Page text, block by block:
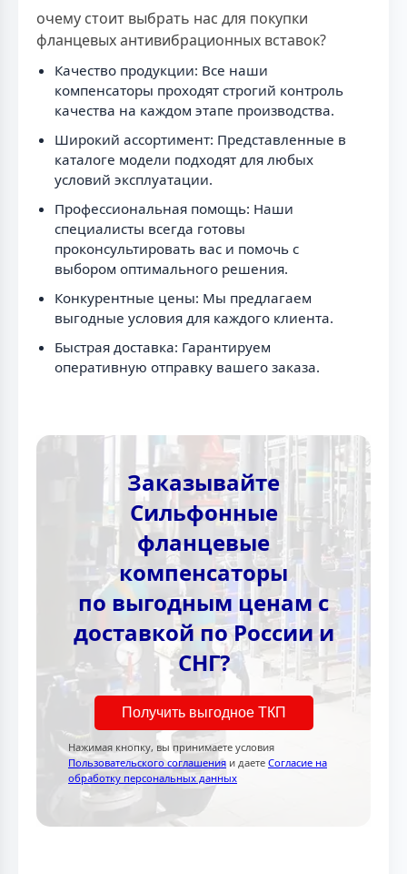
очему стоит выбрать нас для покупки
фланцевых антивибрационных вставок?
Качество продукции: Все наши
компенсаторы проходят строгий контроль
качества на каждом этапе производства.
Широкий ассортимент: Представленные в
каталоге модели подходят для любых
условий эксплуатации.
Профессиональная помощь: Наши
специалисты всегда готовы
проконсультировать вас и помочь с
выбором оптимального решения.
Конкурентные цены: Мы предлагаем
выгодные условия для каждого клиента.
Быстрая доставка: Гарантируем
оперативную отправку вашего заказа.
Заказывайте
Сильфонные
фланцевые
компенсаторы
по выгодным ценам с
доставкой по России и
СНГ?
Получить выгодное ТКП
Нажимая кнопку, вы принимаете условия
Пользовательского соглашения и даете Согласие на
обработку персональных данных